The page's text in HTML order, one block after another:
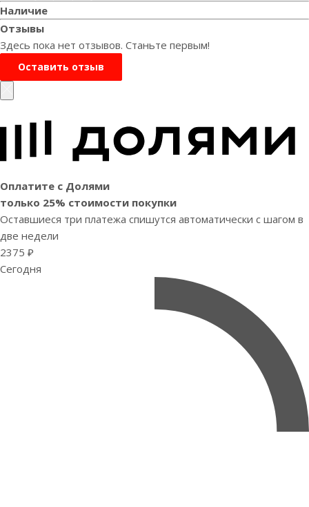
Наличие
Отзывы
Здесь пока нет отзывов. Станьте первым!
Оставить отзыв
Оплатите с Долями
только 25% стоимости покупки
Оставшиеся три платежа спишутся автоматически с шагом в
две недели
2375 ₽
Сегодня